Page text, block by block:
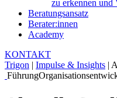
zu erkennen und
Beratungsansatz
Berater:innen
Academy
KONTAKT
Trigon | Impulse & Insights |
Führung